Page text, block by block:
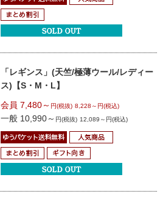
「レギンス」(天竺/極薄ウール/レディー
ス) 【S・M・L】
会員 7,480～ 円(税抜) 8,228～円(税込)
一般 10,990～ 円(税抜) 12,089～円(税込)